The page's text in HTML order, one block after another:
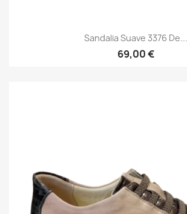
Sandalia Suave 3376 De...
69,00 €